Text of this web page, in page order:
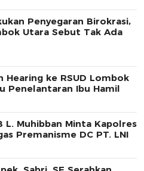
Penyegaran Birokrasi,
Utara Sebut Tak Ada
Hearing ke RSUD Lombok
Penelantaran Ibu Hamil
L. Muhibban Minta Kapolres
Premanisme DC PT. LNI